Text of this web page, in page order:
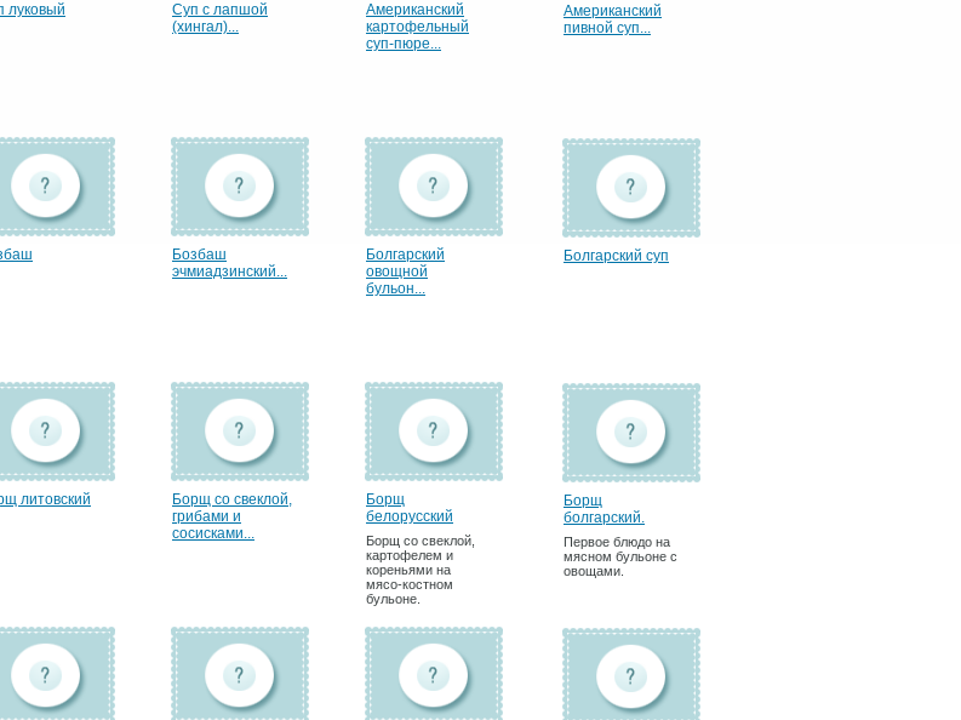
луковый
Суп с лапшой
(хингал)...
Американский
картофельный
суп-пюре...
Американский
пивной суп...
Бозбаш
эчмиадзинский...
Болгарский
овощной
бульон...
Болгарский суп
литовский
Борщ со свеклой,
грибами и
сосисками...
Борщ
белорусский
Борщ со свеклой,
картофелем и
кореньями на
мясо-костном
бульоне.
Борщ
болгарский.
Первое блюдо на
мясном бульоне с
овощами.